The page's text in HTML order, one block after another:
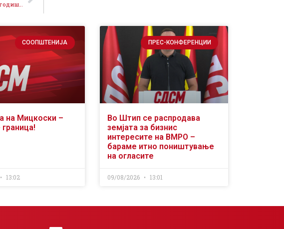
Филипче: Само за камати за унгарскиот кредит годишно ќе се платат 18 милиони евра
СООПШТЕНИЈА
на Мицкоски –
13:02
ПРЕС-КОНФЕРЕНЦИИ
Во Штип се распродава
земјата за бизнис
интересите на ВМРО –
бараме итно поништување
на огласите
09/08/2026 13:01